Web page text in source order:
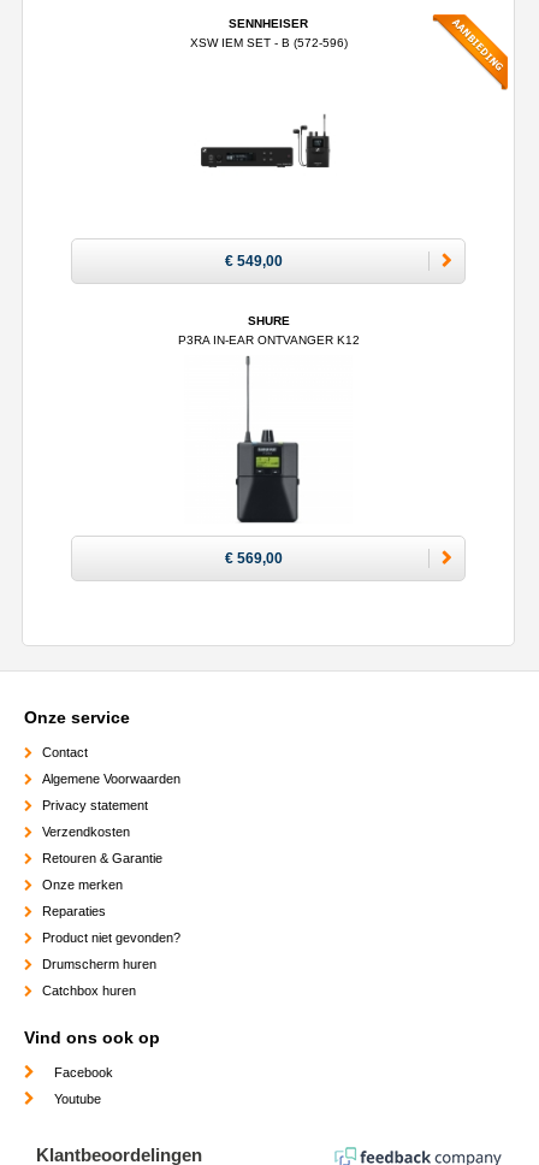
SENNHEISER
XSW IEM SET - B (572-596)
€ 549,00
SHURE
P3RA IN-EAR ONTVANGER K12
€ 569,00
Onze service
Contact
Algemene Voorwaarden
Privacy statement
Verzendkosten
Retouren & Garantie
Onze merken
Reparaties
Product niet gevonden?
Drumscherm huren
Catchbox huren
Vind ons ook op
Facebook
Youtube
Klantbeoordelingen